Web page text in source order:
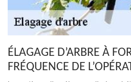
ÉLAGAGE D’ARBRE À
FRÉQUENCE DE